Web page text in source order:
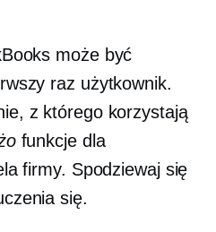
może być
raz użytkownik.
z którego korzystają
funkcje dla
firmy. Spodziewaj się
się.